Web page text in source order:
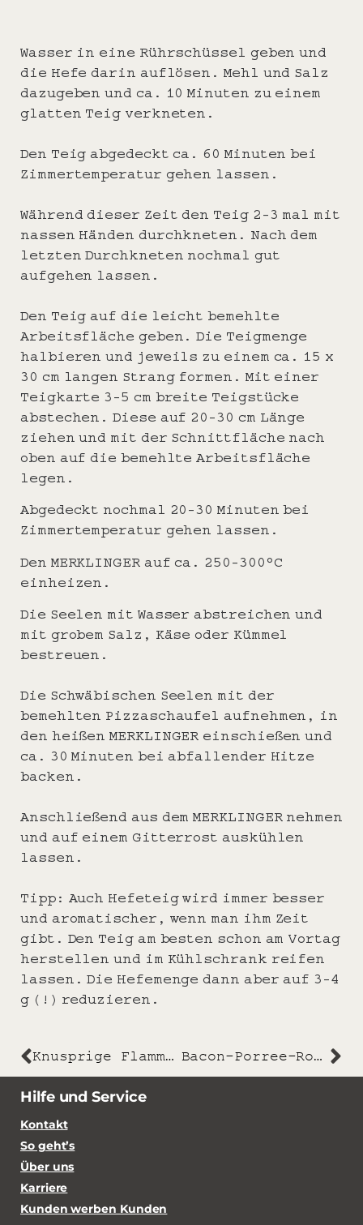
Wasser in eine Rührschüssel geben und
die Hefe darin auflösen. Mehl und Salz
dazugeben und ca. 10 Minuten zu einem
glatten Teig verkneten.
Den Teig abgedeckt ca. 60 Minuten bei
Zimmertemperatur gehen lassen.
Während dieser Zeit den Teig 2-3 mal mit
nassen Händen durchkneten. Nach dem
letzten Durchkneten nochmal gut
aufgehen lassen.
Den Teig auf die leicht bemehlte
Arbeitsfläche geben. Die Teigmenge
halbieren und jeweils zu einem ca. 15 x
30 cm langen Strang formen. Mit einer
Teigkarte 3-5 cm breite Teigstücke
abstechen. Diese auf 20-30 cm Länge
ziehen und mit der Schnittfläche nach
oben auf die bemehlte Arbeitsfläche
legen.
Abgedeckt nochmal 20-30 Minuten bei
Zimmertemperatur gehen lassen.
Den MERKLINGER auf ca. 250-300°C
einheizen.
Die Seelen mit Wasser abstreichen und
mit grobem Salz, Käse oder Kümmel
bestreuen.
Die Schwäbischen Seelen mit der
bemehlten Pizzaschaufel aufnehmen, in
den heißen MERKLINGER einschießen und
ca. 30 Minuten bei abfallender Hitze
backen.
Anschließend aus dem MERKLINGER nehmen
und auf einem Gitterrost auskühlen
lassen.
Tipp: Auch Hefeteig wird immer besser
und aromatischer, wenn man ihm Zeit
gibt. Den Teig am besten schon am Vortag
herstellen und im Kühlschrank reifen
lassen. Die Hefemenge dann aber auf 3-4
g (!) reduzieren.
Knusprige Flammkuchen Bacon-Porree-Rolls
Hilfe und Service
Kontakt
So geht’s
Über uns
Karriere
Kunden werben Kunden